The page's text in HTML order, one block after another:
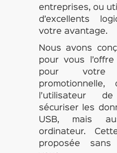
entreprises, ou
d’excellents
votre avantage.
Nous avons
pour vous l’offre
pour
l’utilisateur
sécuriser les
USB, mais
ordinateur.
proposée